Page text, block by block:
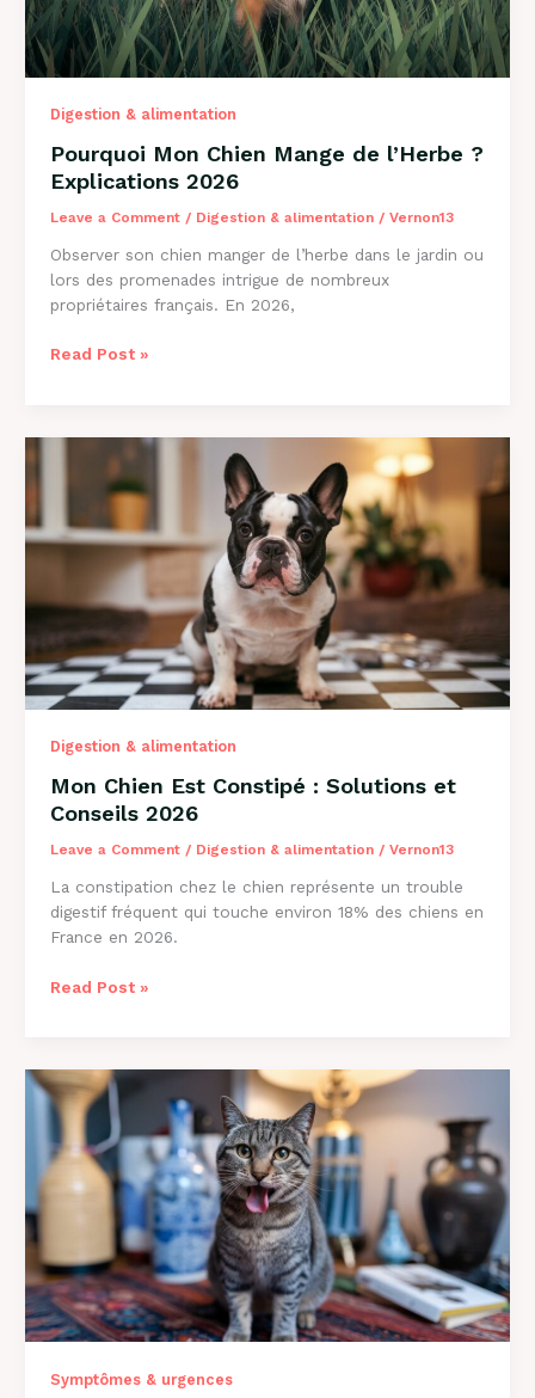
Digestion & alimentation
Pourquoi Mon Chien Mange de l’Herbe ?
Explications 2026
Leave a Comment / Digestion & alimentation/ Vernon13
Observer son chien manger de l’herbe dans le jardin ou
lors des promenades intrigue de nombreux
propriétaires français. En 2026,
Pourquoi
l’Herbe
Explications
2026
Read Post »
Digestion & alimentation
Mon Chien Est Constipé : Solutions et
Conseils 2026
Leave a Comment / Digestion & alimentation/ Vernon13
La constipation chez le chien représente un trouble
digestif fréquent qui touche environ 18% des chiens en
France en 2026.
Mon
:
Solutions
Conseils
2026
Read Post »
Symptômes & urgences